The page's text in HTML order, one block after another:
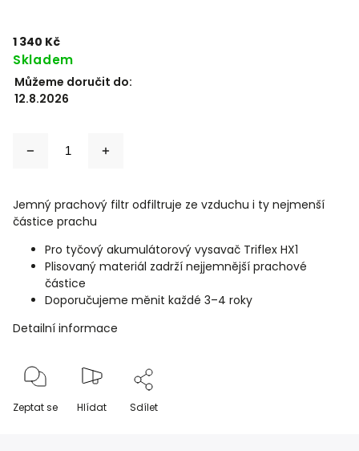
1 340 Kč
Skladem
Můžeme doručit do:
12.8.2026
Jemný prachový filtr odfiltruje ze vzduchu i ty nejmenší
částice prachu
Pro tyčový akumulátorový vysavač Triflex HX1
Plisovaný materiál zadrží nejjemnější prachové
částice
Doporučujeme měnit každé 3–4 roky
Detailní informace
Zeptat se Hlídat Sdílet